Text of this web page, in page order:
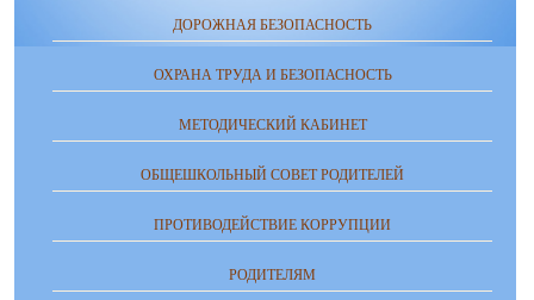
ДОРОЖНАЯ БЕЗОПАСНОСТЬ
ОХРАНА ТРУДА И БЕЗОПАСНОСТЬ
МЕТОДИЧЕСКИЙ КАБИНЕТ
ОБЩЕШКОЛЬНЫЙ СОВЕТ РОДИТЕЛЕЙ
ПРОТИВОДЕЙСТВИЕ КОРРУПЦИИ
РОДИТЕЛЯМ